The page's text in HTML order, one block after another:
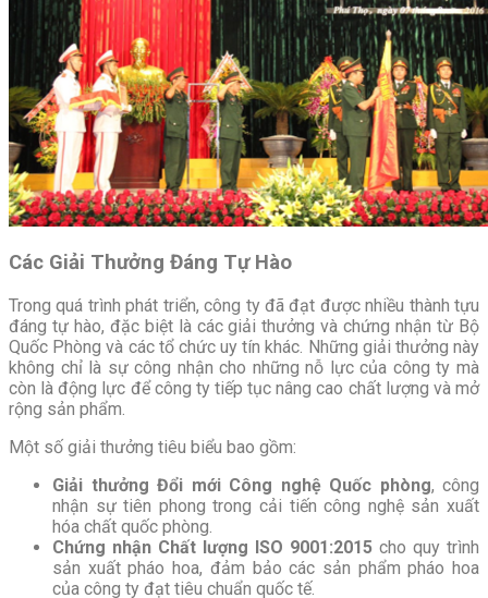
Các Giải Thưởng Đáng Tự Hào
Trong quá trình phát triển, công ty đã đạt được nhiều thành tựu
đáng tự hào, đặc biệt là các giải thưởng và chứng nhận từ Bộ
Quốc Phòng và các tổ chức uy tín khác. Những giải thưởng này
không chỉ là sự công nhận cho những nỗ lực của công ty mà
còn là động lực để công ty tiếp tục nâng cao chất lượng và mở
rộng sản phẩm.
Một số giải thưởng tiêu biểu bao gồm:
Giải thưởng Đổi mới Công nghệ Quốc phòng, công
nhận sự tiên phong trong cải tiến công nghệ sản xuất
hóa chất quốc phòng.
Chứng nhận Chất lượng ISO 9001:2015 cho quy trình
sản xuất pháo hoa, đảm bảo các sản phẩm pháo hoa
của công ty đạt tiêu chuẩn quốc tế.